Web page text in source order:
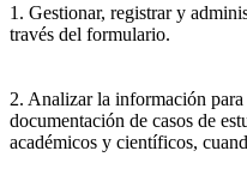
1. Gestionar, registrar y
través del formulario.
2. Analizar la información
documentación de casos de
académicos y científicos,